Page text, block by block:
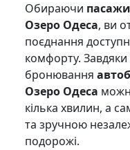
Обираючи
Озеро Одеса, ви
поєднання
комфорту.
бронювання
Озеро Одеса
кілька хвилин, а
та зручною
подорожі.